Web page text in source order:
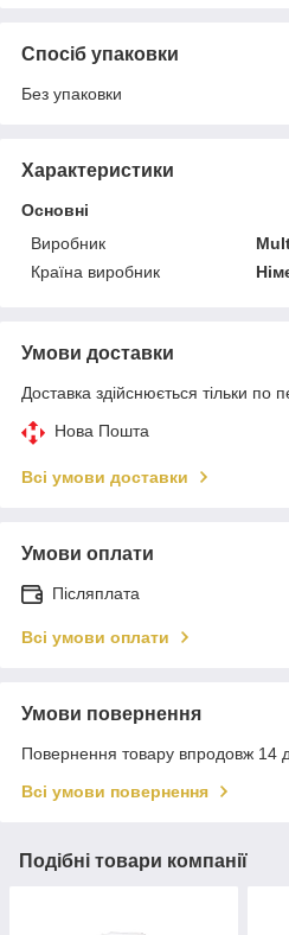
Спосіб упаковки
Без упаковки
Характеристики
Основні
Виробник
Країна виробник
Умови доставки
Доставка здійснюється тільки по
Нова Пошта
Всі умови доставки
Умови оплати
Післяплата
Всі умови оплати
Умови повернення
Повернення товару впродовж 14
Всі умови повернення
Подібні товари компанії